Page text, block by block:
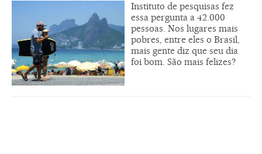
Instituto de pesquisas fez
essa pergunta a 42.000
pessoas. Nos lugares mais
pobres, entre eles o Brasil,
mais gente diz que seu dia
foi bom. São mais felizes?